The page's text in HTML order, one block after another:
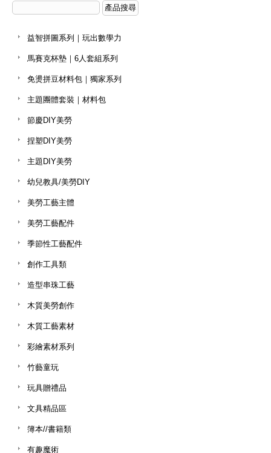
益智拼圖系列｜玩出數學力
馬賽克杯墊｜6人套組系列
免燙拼豆材料包｜獨家系列
主題團體套裝｜材料包
節慶DIY美勞
捏塑DIY美勞
主題DIY美勞
幼兒教具/美勞DIY
美勞工藝主體
美勞工藝配件
季節性工藝配件
創作工具類
造型串珠工藝
木質美勞創作
木質工藝素材
彩繪素材系列
竹藝童玩
玩具贈禮品
文具精品區
簿本//書籍類
有趣魔術